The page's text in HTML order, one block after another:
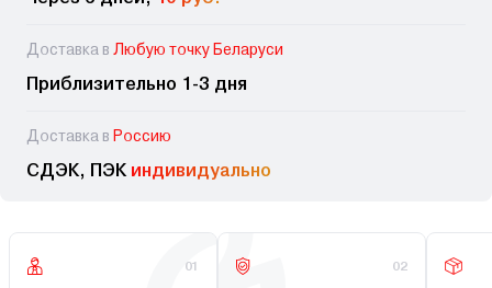
Доставка в Любую точку Беларуси
Приблизительно 1-3 дня
Доставка в Россию
СДЭК, ПЭК индивидуально
01 02